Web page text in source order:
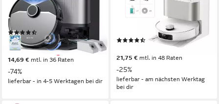
1,DualSpin-Wischsystem
3l l
Größe Staubbehälter
(21)
409,44 € UVP1.599,99 €
nur bis Dienstag
14,69 € mtl. in 36 Raten
-74%
lieferbar - in 4-5 Werktagen bei dir
Saugkraft
Größe Staubbehälter
Reichweite
(221)
999,00 €
21,75 € mtl. in 48 Raten
-25%
lieferbar - am nächsten Werktag
bei dir